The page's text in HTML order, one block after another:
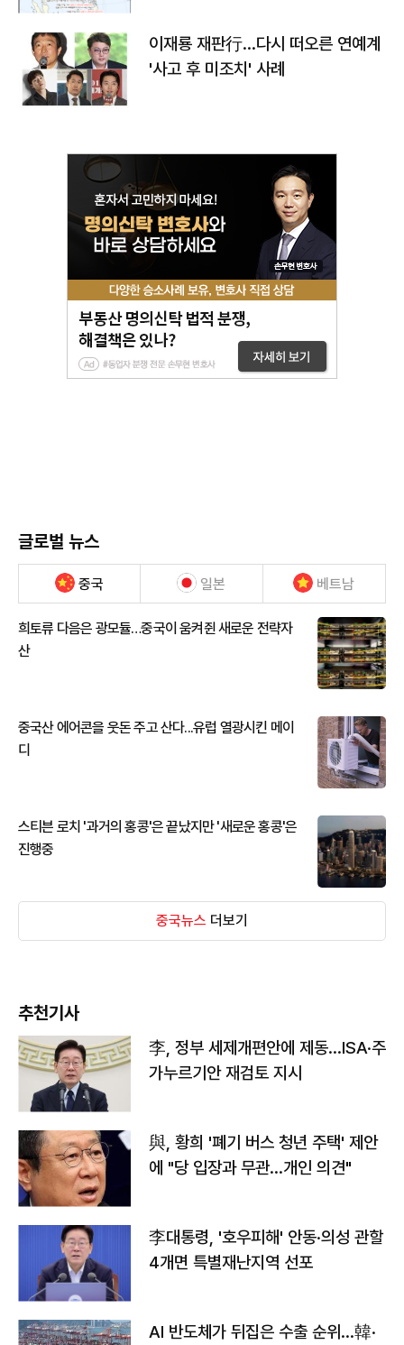
이재룡 재판行…다시 떠오른 연예계
'사고 후 미조치' 사례
글로벌 뉴스
중국 일본 베트남
희토류 다음은 광모듈…중국이 움켜쥔 새로운 전략자
산
중국산 에어콘을 웃돈 주고 산다...유럽 열광시킨 메이
디
스티븐 로치 '과거의 홍콩'은 끝났지만 '새로운 홍콩'은
진행중
중국뉴스 더보기
추천기사
李, 정부 세제개편안에 제동…ISA·주
가누르기안 재검토 지시
與, 황희 '폐기 버스 청년 주택' 제안
에 "당 입장과 무관…개인 의견"
李대통령, '호우피해' 안동·의성 관할
4개면 특별재난지역 선포
AI 반도체가 뒤집은 수출 순위…韓·